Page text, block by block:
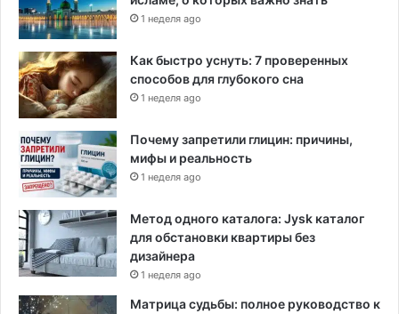
1 неделя ago
Как быстро уснуть: 7 проверенных
способов для глубокого сна
1 неделя ago
Почему запретили глицин: причины,
мифы и реальность
1 неделя ago
Метод одного каталога: Jysk каталог
для обстановки квартиры без
дизайнера
1 неделя ago
Матрица судьбы: полное руководство к